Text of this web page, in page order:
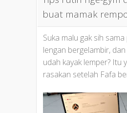
buat mamak
Suka malu gak sih
lengan bergelambir,
udah kayak lemper? Itu
rasakan setelah Fafa